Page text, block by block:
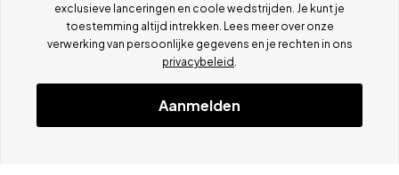
exclusieve lanceringen en coole wedstrijden. Je kunt je
toestemming altijd intrekken. Lees meer over onze
verwerking van persoonlijke gegevens en je rechten in ons
privacybeleid
Aanmelden